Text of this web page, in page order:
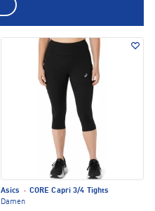
Asics · CORE Capri 3/4 Tights
Damen